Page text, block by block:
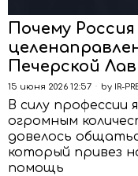
Почему
Печерской
15 июня 2026 12:57 by IR-
В силу профессии
огромным
довелось
который привез
помощь